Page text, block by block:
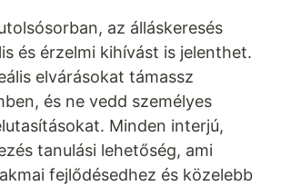
az álláskeresés
és érzelmi kihívást is jelenthet.
elvárásokat támassz
és ne vedd személyes
Minden interjú,
tanulási lehetőség, ami
fejlődésedhez és közelebb